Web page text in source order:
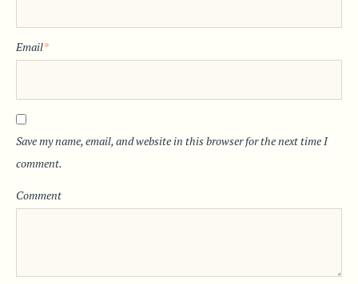
Email*
Save my name, email, and website in this browser for the next time I
comment.
Comment